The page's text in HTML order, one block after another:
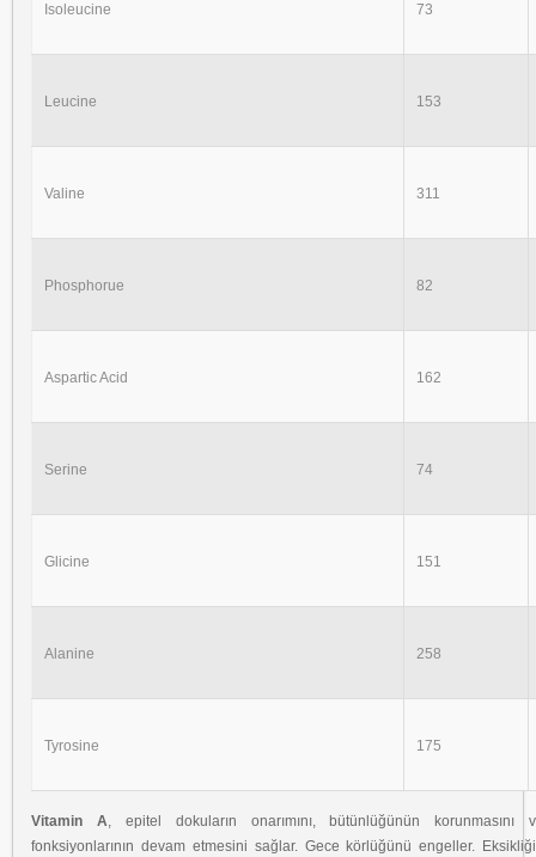
Isoleucine 73
Leucine 153
Valine 311
Phosphorue 82
Aspartic Acid 162
Serine 74
Glicine 151
Alanine 258
Tyrosine 175
Vitamin A, epitel dokuların onarımını, bütünlüğünün korunmasını
fonksiyonlarının devam etmesini sağlar. Gece körlüğünü engeller.